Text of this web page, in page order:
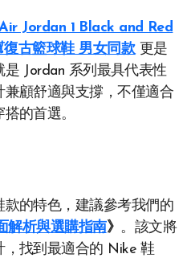
Jordan 1 Black and Red
古籃球鞋 男女同款更是
Jordan 系列最具代表性
顧舒適與支撐，不僅適合
的首選。
的特色，建議參考我們的
解析與選購指南》 。該文將
找到最適合的 Nike 鞋